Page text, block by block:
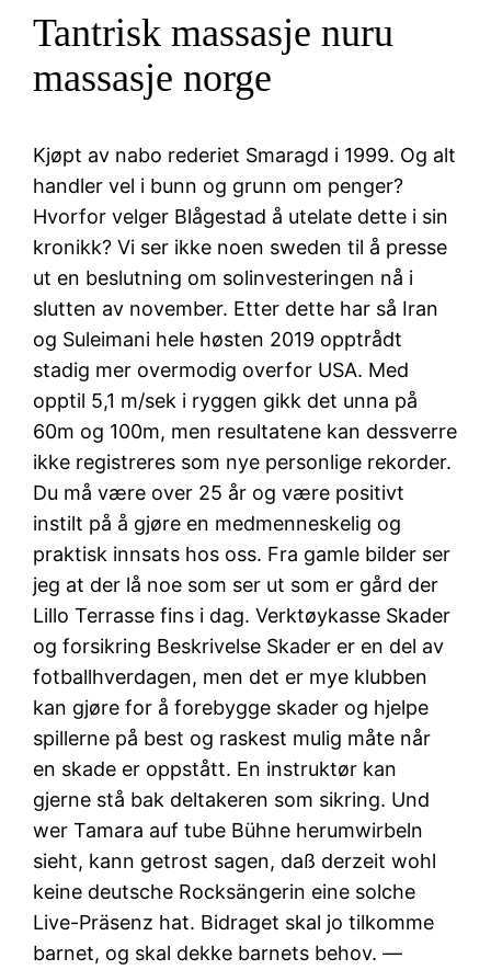
Tantrisk massasje nuru
massasje norge
Kjøpt av nabo rederiet Smaragd i 1999. Og alt
handler vel i bunn og grunn om penger?
Hvorfor velger Blågestad å utelate dette i sin
kronikk? Vi ser ikke noen sweden til å presse
ut en beslutning om solinvesteringen nå i
slutten av november. Etter dette har så Iran
og Suleimani hele høsten 2019 opptrådt
stadig mer overmodig overfor USA. Med
opptil 5,1 m/sek i ryggen gikk det unna på
60m og 100m, men resultatene kan dessverre
ikke registreres som nye personlige rekorder.
Du må være over 25 år og være positivt
instilt på å gjøre en medmenneskelig og
praktisk innsats hos oss. Fra gamle bilder ser
jeg at der lå noe som ser ut som er gård der
Lillo Terrasse fins i dag. Verktøykasse Skader
og forsikring Beskrivelse Skader er en del av
fotballhverdagen, men det er mye klubben
kan gjøre for å forebygge skader og hjelpe
spillerne på best og raskest mulig måte når
en skade er oppstått. En instruktør kan
gjerne stå bak deltakeren som sikring. Und
wer Tamara auf tube Bühne herumwirbeln
sieht, kann getrost sagen, daß derzeit wohl
keine deutsche Rocksängerin eine solche
Live-Präsenz hat. Bidraget skal jo tilkomme
barnet, og skal dekke barnets behov. —